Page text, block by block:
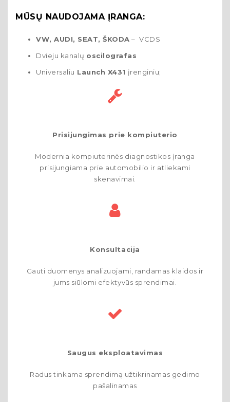
MŪSŲ NAUDOJAMA ĮRANGA:
VW, AUDI, SEAT, ŠKODA – VCDS
Dvieju kanalų oscilografas
Universaliu Launch X431 įrenginiu;
Prisijungimas prie kompiuterio
Modernia kompiuterinės diagnostikos įranga
prisijungiama prie automobilio ir atliekami
skenavimai.
Konsultacija
Gauti duomenys analizuojami, randamas klaidos ir
jums siūlomi efektyvūs sprendimai.
Saugus eksploatavimas
Radus tinkama sprendimą užtikrinamas gedimo
pašalinamas